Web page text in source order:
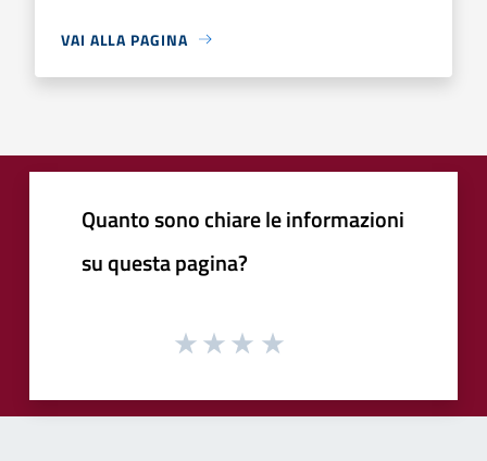
VAI ALLA PAGINA
Quanto sono chiare le informazioni
su questa pagina?